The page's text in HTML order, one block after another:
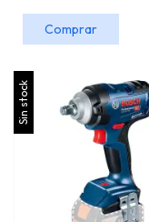
Sin stock